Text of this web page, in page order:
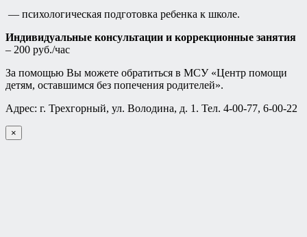
— психологическая подготовка ребенка к школе.
Индивидуальные консультации и коррекционные занятия
– 200 руб./час
За помощью Вы можете обратиться в МСУ «Центр помощи
детям, оставшимся без попечения родителей».
Адрес: г. Трехгорный, ул. Володина, д. 1. Тел. 4-00-77, 6-00-22
×